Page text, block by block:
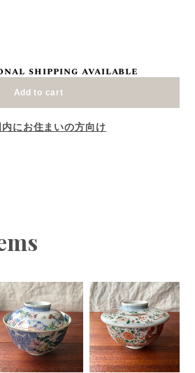
shipping available
Add to cart
にお住まいの方向け